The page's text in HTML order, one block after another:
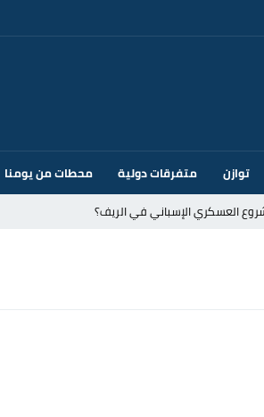
توازن متفرقات دولية
محطات من يومنا
العسكري الإسباني في الريف؟